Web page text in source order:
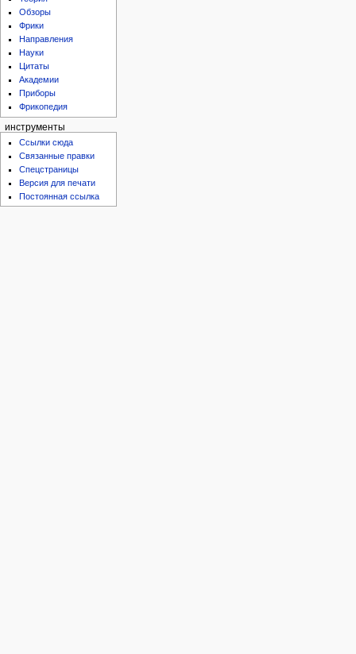
Обзоры
Фрики
Направления
Науки
Цитаты
Академии
Приборы
Фрикопедия
инструменты
Ссылки сюда
Связанные правки
Спецстраницы
Версия для печати
Постоянная ссылка